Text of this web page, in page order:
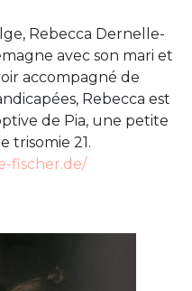
Rebecca Dernelle-
avec son mari et
accompagné de
Rebecca est
de Pia, une petite
trisomie 21.
fischer.de/